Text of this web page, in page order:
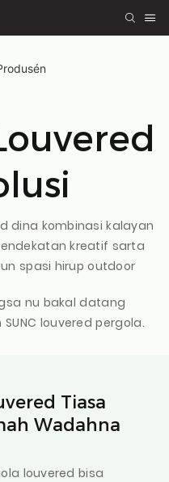
dina kombinasi kalayan
kreatif sarta
spasi hirup outdoor
nu bakal datang
louvered pergola.
Tiasa
Wadahna
louvered bisa